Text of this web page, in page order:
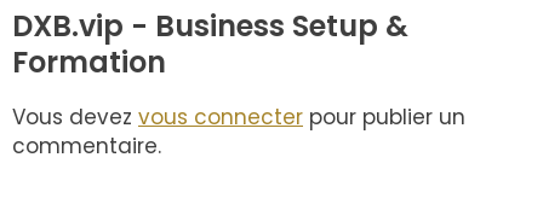
DXB.vip - Business Setup &
Formation
Vous devez vous connecter pour publier un
commentaire.